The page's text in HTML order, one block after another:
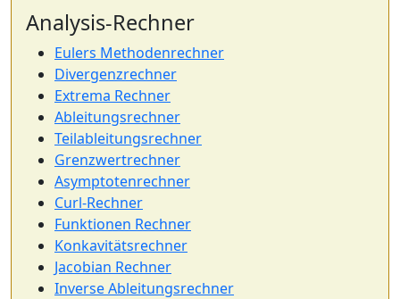
Analysis-Rechner
Eulers Methodenrechner
Divergenzrechner
Extrema Rechner
Ableitungsrechner
Teilableitungsrechner
Grenzwertrechner
Asymptotenrechner
Curl-Rechner
Funktionen Rechner
Konkavitätsrechner
Jacobian Rechner
Inverse Ableitungsrechner